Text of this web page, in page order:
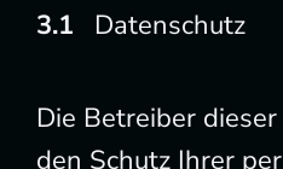
Datenschutz
Die Betreiber
den Schutz Ihrer